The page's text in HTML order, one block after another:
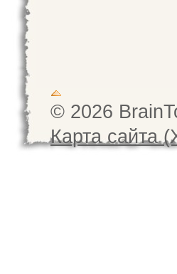
© 2026
Карта сайта